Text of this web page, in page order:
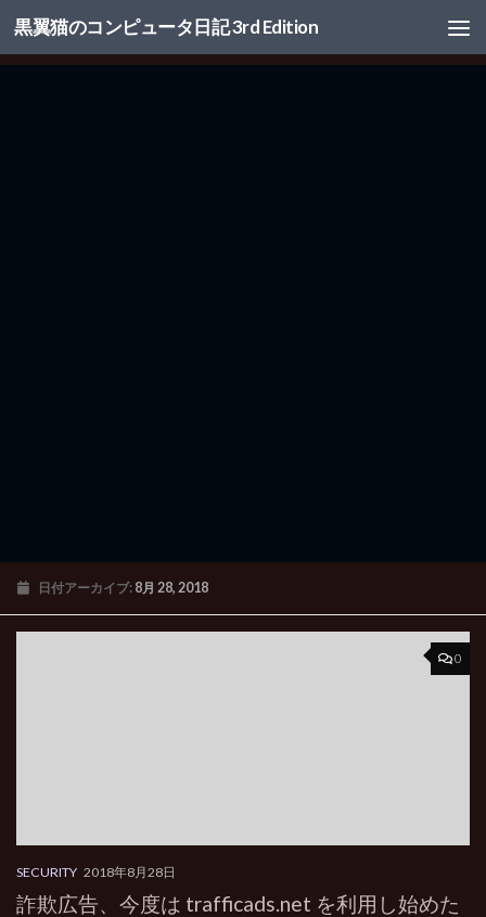
コンテンツへスキップ
黒翼猫のコンピュータ日記 3rd Edition
日付アーカイブ: 8月 28, 2018
0
SECURITY 2018年8月28日
詐欺広告、今度は trafficads.net を利用し始めた